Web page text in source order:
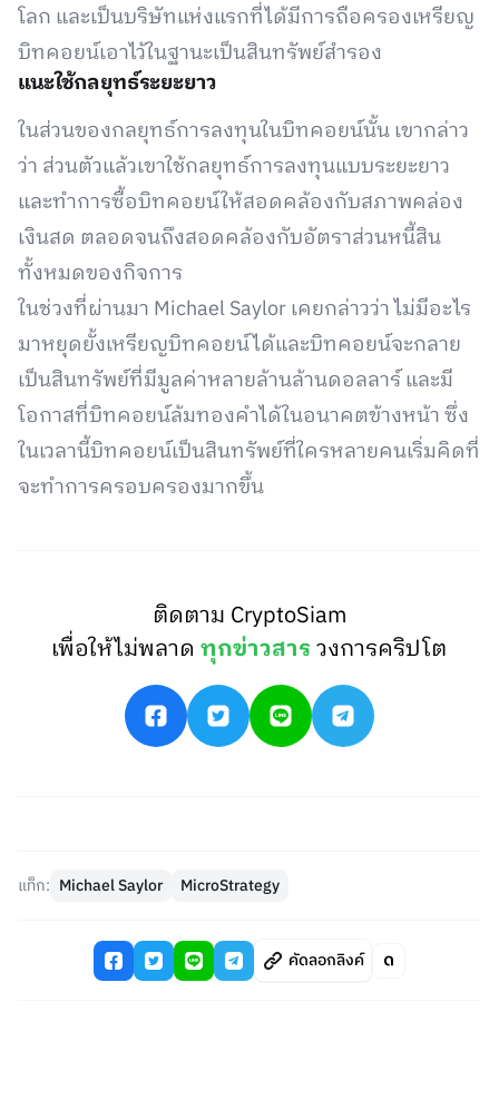
โลก และเป็นบริษัทแห่งแรกที่ได้มีการถือครองเหรียญ
บิทคอยน์เอาไว้ในฐานะเป็นสินทรัพย์สำรอง
แนะใช้กลยุทธ์ระยะยาว
ในส่วนของกลยุทธ์การลงทุนในบิทคอยน์นั้น เขากล่าว
ว่า ส่วนตัวแล้วเขาใช้กลยุทธ์การลงทุนแบบระยะยาว
และทำการซื้อบิทคอยน์ให้สอดคล้องกับสภาพคล่อง
เงินสด ตลอดจนถึงสอดคล้องกับอัตราส่วนหนี้สิน
ทั้งหมดของกิจการ
ในช่วงที่ผ่านมา Michael Saylor เคยกล่าวว่า ไม่มีอะไร
มาหยุดยั้งเหรียญบิทคอยน์ได้และบิทคอยน์จะกลาย
เป็นสินทรัพย์ที่มีมูลค่าหลายล้านล้านดอลลาร์ และมี
โอกาสที่บิทคอยน์ล้มทองคำได้ในอนาคตข้างหน้า ซึ่ง
ในเวลานี้บิทคอยน์เป็นสินทรัพย์ที่ใครหลายคนเริ่มคิดที่
จะทำการครอบครองมากขึ้น
ติดตาม CryptoSiam
เพื่อให้ไม่พลาดทุกข่าวสารวงการคริปโต
แท็ก: Michael Saylor MicroStrategy
คัดลอกลิงค์